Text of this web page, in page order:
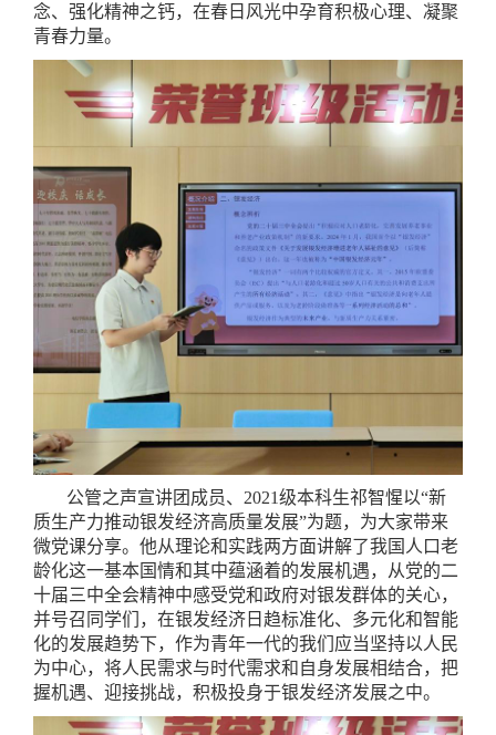
念、强化精神之钙，在春日风光中孕育积极心理、凝聚
青春力量。
公管之声宣讲团成员、2021级本科生祁智惺以“新
质生产力推动银发经济高质量发展”为题，为大家带来
微党课分享。他从理论和实践两方面讲解了我国人口老
龄化这一基本国情和其中蕴涵着的发展机遇，从党的二
十届三中全会精神中感受党和政府对银发群体的关心，
并号召同学们，在银发经济日趋标准化、多元化和智能
化的发展趋势下，作为青年一代的我们应当坚持以人民
为中心，将人民需求与时代需求和自身发展相结合，把
握机遇、迎接挑战，积极投身于银发经济发展之中。